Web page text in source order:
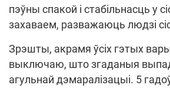
пэўны спакой і стабільнасць у
захаваем, разважаюць людзі
Зрэшты, акрамя ўсіх гэтых
выключаю, што згаданыя
агульнай дэмаралізацыі. 5